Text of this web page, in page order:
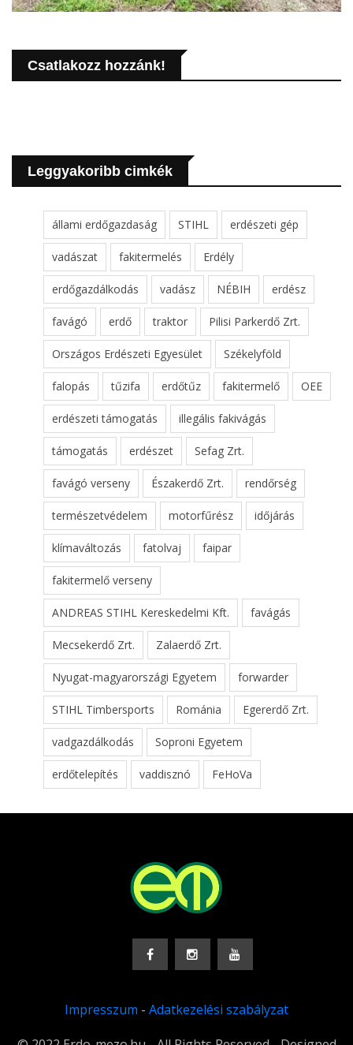
Csatlakozz hozzánk!
Leggyakoribb cimkék
állami erdőgazdaság STIHL erdészeti gép
vadászat fakitermelés Erdély
erdőgazdálkodás vadász NÉBIH erdész
favágó erdő traktor Pilisi Parkerdő Zrt.
Országos Erdészeti Egyesület Székelyföld
falopás tűzifa erdőtűz fakitermelő OEE
erdészeti támogatás illegális fakivágás
támogatás erdészet Sefag Zrt.
favágó verseny Északerdő Zrt. rendőrség
természetvédelem motorfűrész időjárás
klímaváltozás fatolvaj faipar
fakitermelő verseny
ANDREAS STIHL Kereskedelmi Kft. favágás
Mecsekerdő Zrt. Zalaerdő Zrt.
Nyugat-magyarországi Egyetem forwarder
STIHL Timbersports Románia Egererdő Zrt.
vadgazdálkodás Soproni Egyetem
erdőtelepítés vaddisznó FeHoVa
Impresszum - Adatkezelési szabályzat